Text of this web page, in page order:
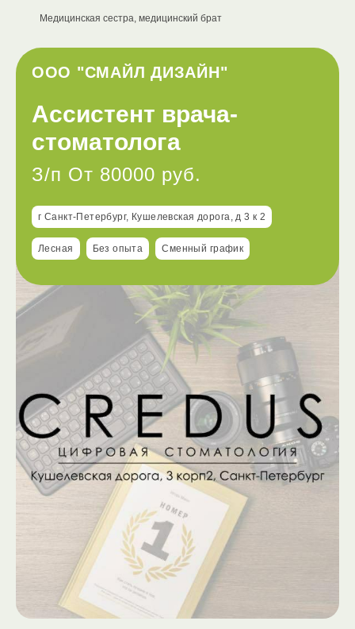
ООО "СМАЙЛ ДИЗАЙН"
Медицинская сестра, медицинский брат
Ассистент врача-
стоматолога
З/п От 80000 руб.
г Санкт-Петербург, Кушелевская дорога, д 3 к 2
Лесная Без опыта Сменный график